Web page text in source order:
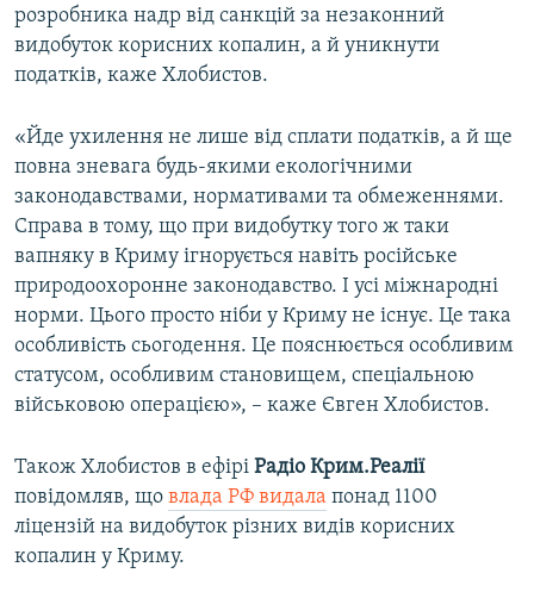
розробника надр від санкцій за незаконний
видобуток корисних копалин, а й уникнути
податків, каже Хлобистов.
«Йде ухилення не лише від сплати податків, а й ще
повна зневага будь-якими екологічними
законодавствами, нормативами та обмеженнями.
Справа в тому, що при видобутку того ж таки
вапняку в Криму ігнорується навіть російське
природоохоронне законодавство. І усі міжнародні
норми. Цього просто ніби у Криму не існує. Це така
особливість сьогодення. Це пояснюється особливим
статусом, особливим становищем, спеціальною
військовою операцією», – каже Євген Хлобистов.
Також Хлобистов в ефірі Радіо Крим.Реалії
повідомляв, що влада РФ видала понад 1100
ліцензій на видобуток різних видів корисних
копалин у Криму.